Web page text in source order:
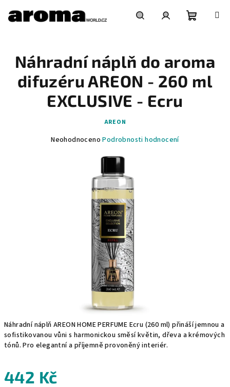
obsah
košík
Náhradní náplň AREON HOME PERFUME Ecru (260 ml) přináší jemnou a
sofistikovanou vůni s harmonickou směsí květin, dřeva a krémových
tónů. Pro elegantní a příjemně provoněný interiér.
442 Kč
Náhradní náplň do aroma
difuzéru AREON - 260 ml
EXCLUSIVE - Ecru
AREON
Průměrné
Neohodnoceno Podrobnosti hodnocení